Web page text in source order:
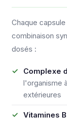
Chaque
combinaison
dosés :
Complexe
l'organisme
extérieures
Vitamines B